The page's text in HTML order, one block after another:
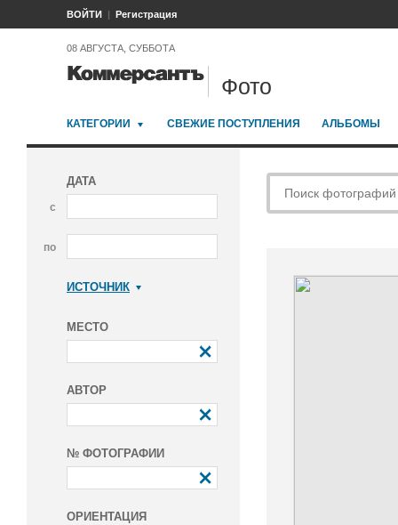
ВОЙТИ Регистрация
08 АВГУСТА, СУББОТА
Фото
КАТЕГОРИИ СВЕЖИЕ ПОСТУПЛЕНИЯ АЛЬБОМЫ
ДАТА
с
по
ИСТОЧНИК
МЕСТО
АВТОР
№ ФОТОГРАФИИ
ОРИЕНТАЦИЯ